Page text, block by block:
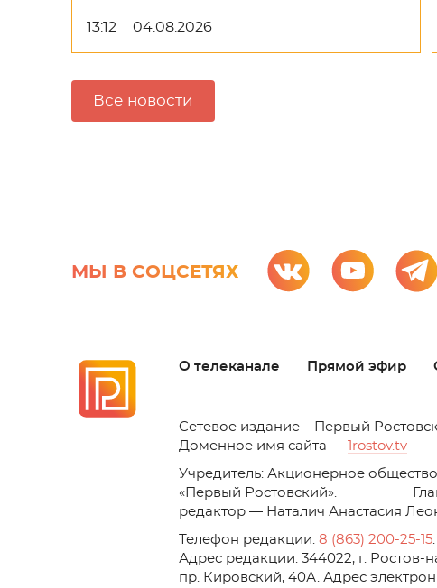
13:12 04.08.2026
Все новости
МЫ В СОЦСЕТЯХ
О телеканале Прямой эфир
Cетевое издание – Первый
Доменное имя сайта —
1rostov.tv
Учредитель: Акционерное
«Первый Ростовский».
редактор — Наталич Анастасия
Телефон редакции: 8 (863) 200-25-15
Адрес редакции: 344022, г.
пр. Кировский, 40А. Адрес